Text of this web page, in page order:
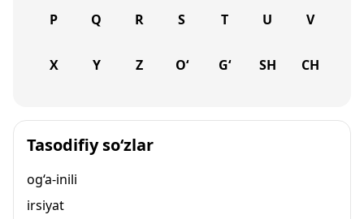
P Q R S T U V
X Y Z O‘ G‘ SH CH
Tasodifiy so‘zlar
og‘a-inili
irsiyat